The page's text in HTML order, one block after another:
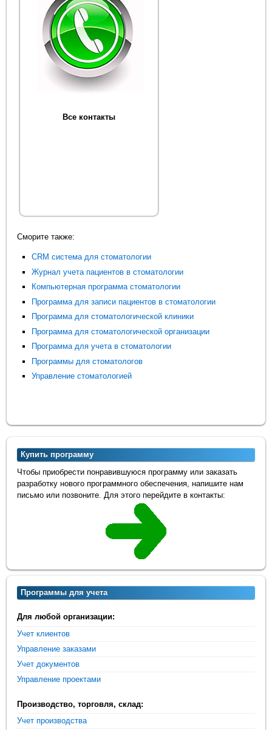
Все контакты
Сморите также:
CRM система для стоматологии
Журнал учета пациентов в стоматологии
Компьютерная программа стоматологии
Программа для записи пациентов в стоматологии
Программа для стоматологической клиники
Программа для стоматологической организации
Программа для учета в стоматологии
Программы для стоматологов
Управление стоматологией
Купить программу
Чтобы приобрести понравившуюся программу или заказать
разработку нового программного обеспечения, напишите нам
письмо или позвоните. Для этого перейдите в контакты:
Программы для учета
Для любой организации:
Учет клиентов
Управление заказами
Учет документов
Управление проектами
Производство, торговля, склад:
Учет производства